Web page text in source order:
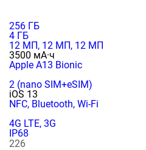
256 ГБ
4 ГБ
12 МП, 12 МП, 12 МП
3500 мА·ч
Apple A13 Bionic
2 (nano SIM+eSIM)
iOS 13
NFC, Bluetooth, Wi-Fi
4G LTE, 3G
IP68
226